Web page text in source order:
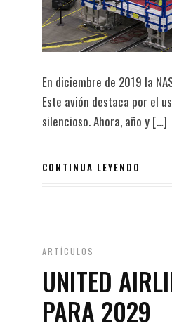
En diciembre de 2019 la
Este avión destaca por el
silencioso. Ahora, año y […]
CONTINUA LEYENDO
ARTÍCULOS
UNITED
PARA 2029